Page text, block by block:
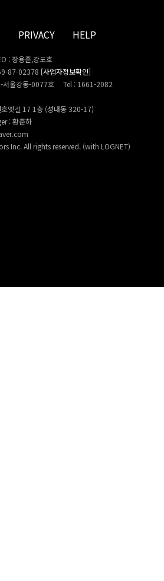
PRIVACY HELP
: 장용준,강도호
87-02378 [사업자정보확인]
울강동-0077호
Tel : 1661-2082
옛길 17 1층 (성내동 320-17)
: 황준하
Inc. All rights reserved. (with LOGNET)